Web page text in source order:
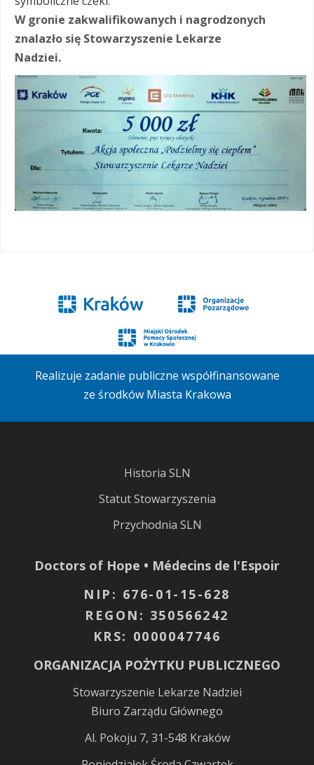
W gronie zakwalifikowanych i nagrodzonych
znalazło się Stowarzyszenie Lekarze
Nadziei.
Realizuje zadanie publiczne współfinansowane
ze środków Miasta Krakowa
Historia SLN
Statut Stowarzyszenia
Przychodnia SLN
Doctors of Hope • Médecins de l'Espoir
NIP: 676-01-15-628
REGON: 350566242
KRS: 0000047746
ORGANIZACJA POŻYTKU PUBLICZNEGO
Stowarzyszenie Lekarze Nadziei
Biuro Zarządu Głównego
Al. Pokoju 7, 31-548 Kraków